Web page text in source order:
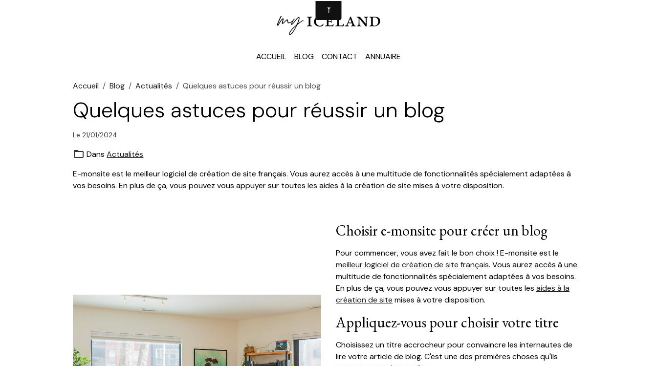
ACCUEIL BLOG CONTACT ANNUAIRE
Accueil Blog Actualités Quelques astuces pour réussir un blog
Quelques astuces pour réussir un blog
Le 21/01/2024
DansActualités
E-monsite est le meilleur logiciel de création de site français. Vous aurez accès à une multitude de fonctionnalités spécialement adaptées à
vos besoins. En plus de ça, vous pouvez vous appuyer sur toutes les aides à la création de site mises à votre disposition.
Choisir e-monsite pour créer un blog
Pour commencer, vous avez fait le bon choix ! E-monsite est le
meilleur logiciel de création de site français. Vous aurez accès à une
multitude de fonctionnalités spécialement adaptées à vos besoins.
En plus de ça, vous pouvez vous appuyer sur toutes les aides à la
création de site mises à votre disposition.
Appliquez-vous pour choisir votre titre
Choisissez un titre accrocheur pour convaincre les internautes de
lire votre article de blog. C'est une des premières choses qu'ils